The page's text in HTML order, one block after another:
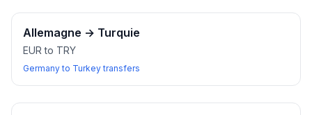
Allemagne → Turquie
EUR to TRY
Germany to Turkey transfers